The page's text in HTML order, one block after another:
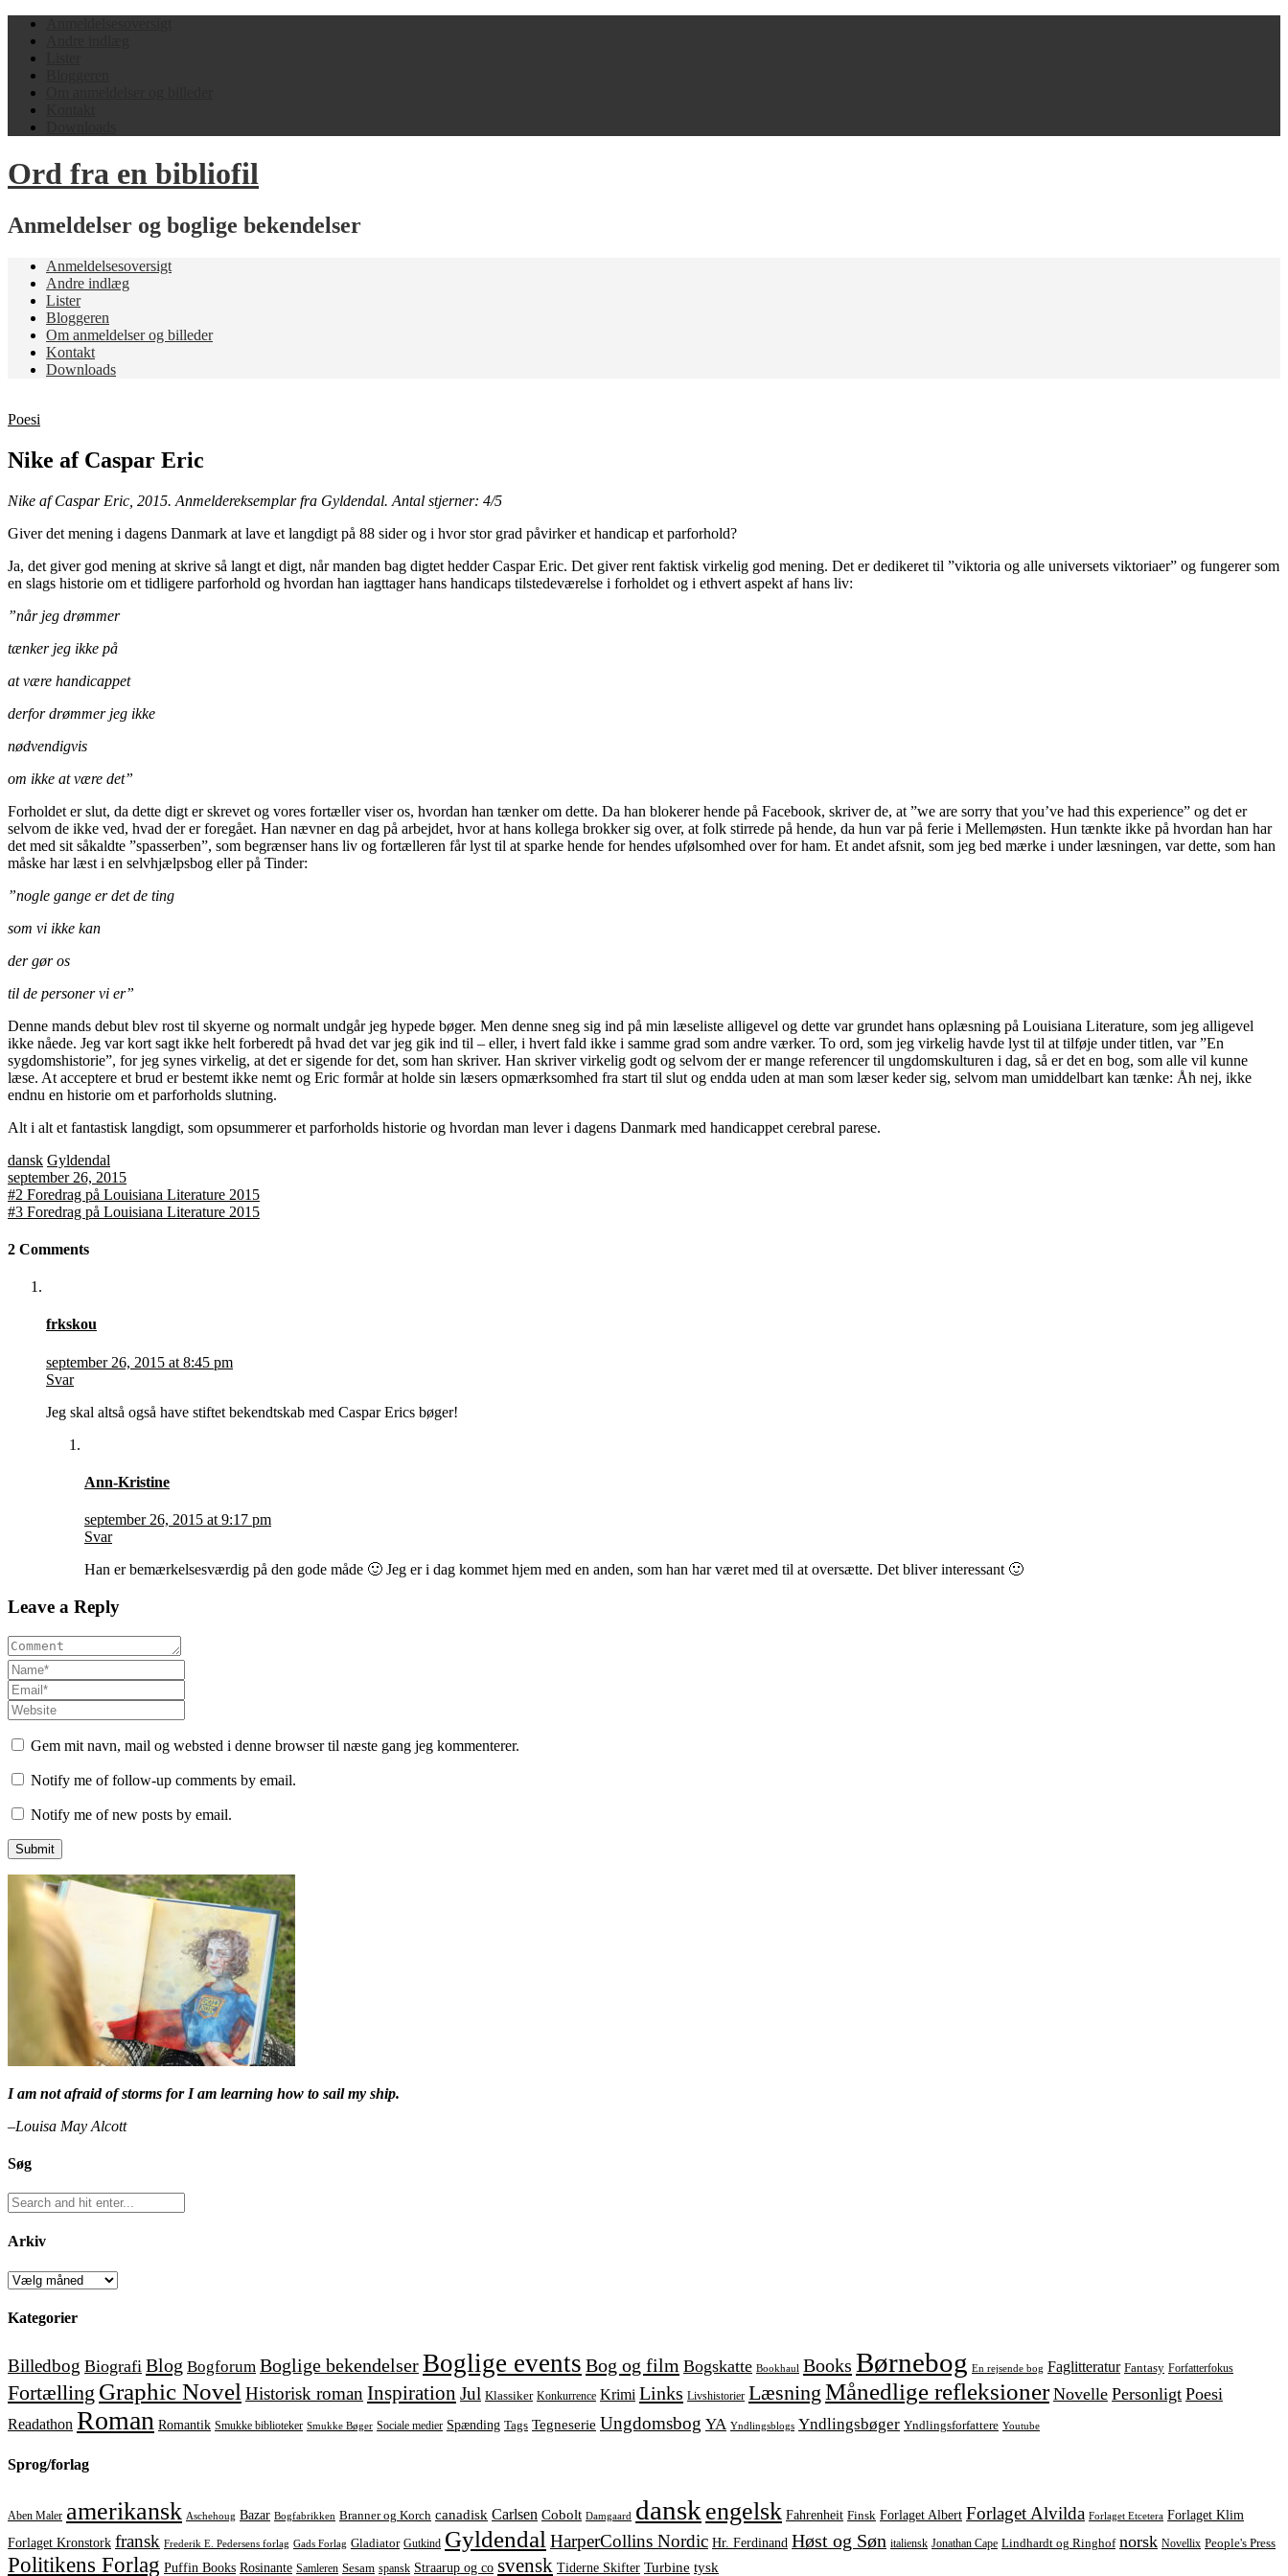
Ord fra en bibliofil
Anmeldelser og boglige bekendelser
Anmeldelsesoversigt
Andre indlæg
Lister
Bloggeren
Om anmeldelser og billeder
Kontakt
Downloads
Poesi
Nike af Caspar Eric
Nike af Caspar Eric, 2015. Anmeldereksemplar fra Gyldendal. Antal stjerner: 4/5
Giver det mening i dagens Danmark at lave et langdigt på 88 sider og i hvor stor grad påvirker et handicap et parforhold?
Ja, det giver god mening at skrive så langt et digt, når manden bag digtet hedder Caspar Eric. Det giver rent faktisk virkelig god mening. Det er dedikeret til ”viktoria og alle universets viktoriaer” og fungerer som
en slags historie om et tidligere parforhold og hvordan han iagttager hans handicaps tilstedeværelse i forholdet og i ethvert aspekt af hans liv:
”når jeg drømmer
tænker jeg ikke på
at være handicappet
derfor drømmer jeg ikke
nødvendigvis
om ikke at være det”
Forholdet er slut, da dette digt er skrevet og vores fortæller viser os, hvordan han tænker om dette. Da han blokerer hende på Facebook, skriver de, at ”we are sorry that you’ve had this experience” og det er
selvom de ikke ved, hvad der er foregået. Han nævner en dag på arbejdet, hvor at hans kollega brokker sig over, at folk stirrede på hende, da hun var på ferie i Mellemøsten. Hun tænkte ikke på hvordan han har
det med sit såkaldte ”spasserben”, som begrænser hans liv og fortælleren får lyst til at sparke hende for hendes ufølsomhed over for ham. Et andet afsnit, som jeg bed mærke i under læsningen, var dette, som han
måske har læst i en selvhjælpsbog eller på Tinder:
”nogle gange er det de ting
som vi ikke kan
der gør os
til de personer vi er”
Denne mands debut blev rost til skyerne og normalt undgår jeg hypede bøger. Men denne sneg sig ind på min læseliste alligevel og dette var grundet hans oplæsning på Louisiana Literature, som jeg alligevel
ikke nåede. Jeg var kort sagt ikke helt forberedt på hvad det var jeg gik ind til – eller, i hvert fald ikke i samme grad som andre værker. To ord, som jeg virkelig havde lyst til at tilføje under titlen, var ”En
sygdomshistorie”, for jeg synes virkelig, at det er sigende for det, som han skriver. Han skriver virkelig godt og selvom der er mange referencer til ungdomskulturen i dag, så er det en bog, som alle vil kunne
læse. At acceptere et brud er bestemt ikke nemt og Eric formår at holde sin læsers opmærksomhed fra start til slut og endda uden at man som læser keder sig, selvom man umiddelbart kan tænke: Åh nej, ikke
endnu en historie om et parforholds slutning.
Alt i alt et fantastisk langdigt, som opsummerer et parforholds historie og hvordan man lever i dagens Danmark med handicappet cerebral parese.
dansk Gyldendal
september 26, 2015
Indlægsnavigation
#2 Foredrag på Louisiana Literature 2015
#3 Foredrag på Louisiana Literature 2015
2 Comments
frkskou
september 26, 2015 at 8:45 pm
Svar
Jeg skal altså også have stiftet bekendtskab med Caspar Erics bøger!
Ann-Kristine
september 26, 2015 at 9:17 pm
Svar
Han er bemærkelsesværdig på den gode måde 🙂 Jeg er i dag kommet hjem med en anden, som han har været med til at oversætte. Det bliver interessant 🙂
Leave a Reply
Gem mit navn, mail og websted i denne browser til næste gang jeg kommenterer.
Notify me of follow-up comments by email.
Notify me of new posts by email.
I am not afraid of storms for I am learning how to sail my ship.
–Louisa May Alcott
Søg
Arkiv
Arkiv
Kategorier
Billedbog Biografi Blog Bogforum Boglige bekendelserBoglige events Bog og film Bogskatte Bookhaul Books Børnebog En rejsende bog Faglitteratur Fantasy Forfatterfokus
Fortælling Graphic Novel Historisk romanInspiration Jul Klassiker Konkurrence Krimi Links Livshistorier Læsning Månedlige refleksioner Novelle Personligt Poesi
Readathon Roman Romantik Smukke biblioteker Smukke Bøger Sociale medier Spænding Tags Tegneserie Ungdomsbog YA Yndlingsblogs Yndlingsbøger Yndlingsforfattere Youtube
Sprog/forlag
Aben Maler amerikansk Aschehoug Bazar Bogfabrikken Branner og Korch canadisk Carlsen Cobolt Damgaard dansk engelsk Fahrenheit Finsk Forlaget Albert Forlaget Alvilda Forlaget Etcetera Forlaget Klim
Forlaget Kronstork fransk Frederik E. Pedersens forlag Gads Forlag Gladiator Gutkind Gyldendal HarperCollins Nordic Hr. Ferdinand Høst og Søn italiensk Jonathan Cape Lindhardt og Ringhof norsk Novellix People's Press
Politikens Forlag Puffin Books Rosinante Samleren Sesam spansk Straarup og co svensk Tiderne Skifter Turbine tysk